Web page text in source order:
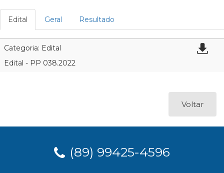
Edital Geral Resultado
Categoria: Edital
Edital - PP 038.2022
Voltar
(89) 99425-4596